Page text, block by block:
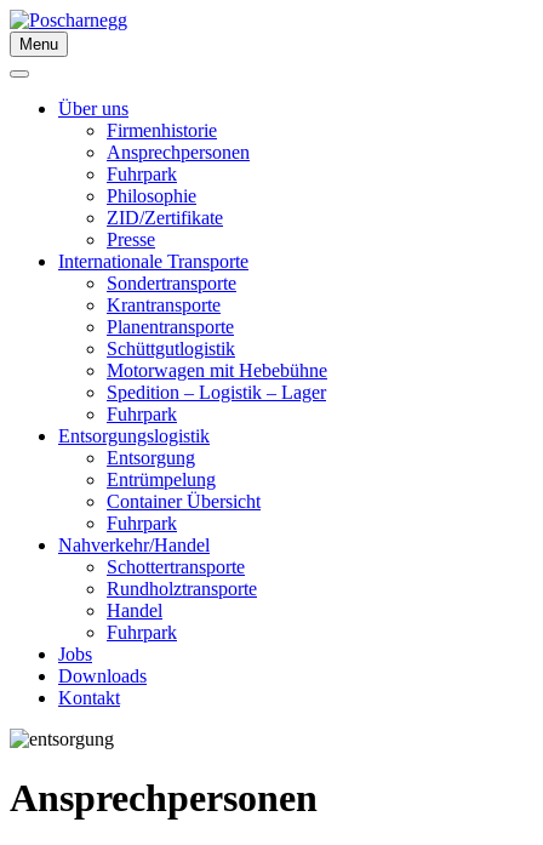
Menu
Über uns
Firmenhistorie
Ansprechpersonen
Fuhrpark
Philosophie
ZID/Zertifikate
Presse
Internationale Transporte
Sondertransporte
Krantransporte
Planentransporte
Schüttgutlogistik
Motorwagen mit Hebebühne
Spedition – Logistik – Lager
Fuhrpark
Entsorgungslogistik
Entsorgung
Entrümpelung
Container Übersicht
Fuhrpark
Nahverkehr/Handel
Schottertransporte
Rundholztransporte
Handel
Fuhrpark
Jobs
Downloads
Kontakt
Ansprechpersonen